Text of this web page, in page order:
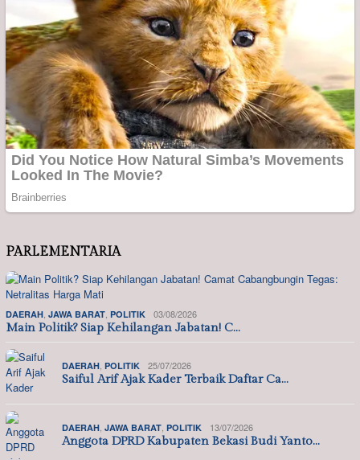
PARLEMENTARIA
DAERAH JAWA BARAT POLITIK 03/08/2026
Main Politik? Siap Kehilangan Jabatan! C…
DAERAH POLITIK 25/07/2026
Saiful Arif Ajak Kader Terbaik Daftar Ca…
DAERAH JAWA BARAT POLITIK 13/07/2026
Anggota DPRD Kabupaten Bekasi Budi Yanto…